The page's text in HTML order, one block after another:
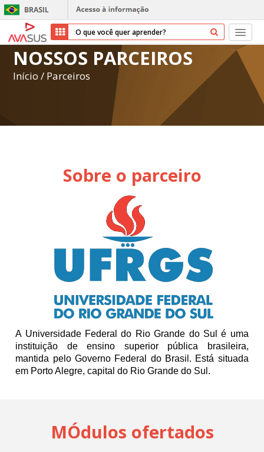
Início
Parceiros
Transparência
Repositório
Ajuda
Entrar
Cadastrar
pt_br
NOSSOS PARCEIROS
Início / Parceiros
Sobre o parceiro
A Universidade Federal do Rio Grande do Sul é uma
instituição de ensino superior pública brasileira,
mantida pelo Governo Federal do Brasil. Está situada
em Porto Alegre, capital do Rio Grande do Sul.
MÓdulos ofertados